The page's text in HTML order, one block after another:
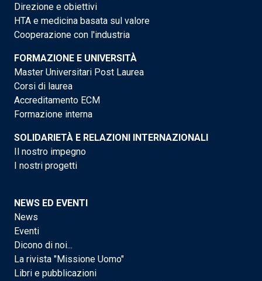
Direzione e obiettivi
HTA e medicina basata sul valore
Cooperazione con l'industria
FORMAZIONE E UNIVERSITÀ
Master Universitari Post Laurea
Corsi di laurea
Accreditamento ECM
Formazione interna
SOLIDARIETÀ E RELAZIONI INTERNAZIONALI
Il nostro impegno
I nostri progetti
NEWS ED EVENTI
News
Eventi
Dicono di noi...
La rivista "Missione Uomo"
Libri e pubblicazioni